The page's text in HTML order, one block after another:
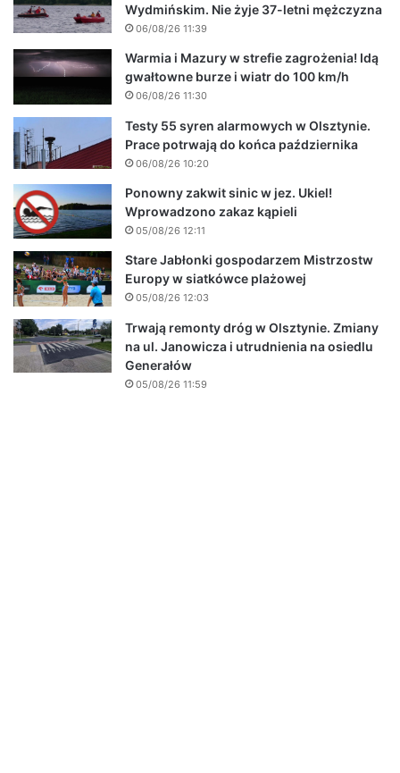
Wydmińskim. Nie żyje 37-letni mężczyzna
06/08/26 11:39
Warmia i Mazury w strefie zagrożenia! Idą
gwałtowne burze i wiatr do 100 km/h
06/08/26 11:30
Testy 55 syren alarmowych w Olsztynie.
Prace potrwają do końca października
06/08/26 10:20
Ponowny zakwit sinic w jez. Ukiel!
Wprowadzono zakaz kąpieli
05/08/26 12:11
Stare Jabłonki gospodarzem Mistrzostw
Europy w siatkówce plażowej
05/08/26 12:03
Trwają remonty dróg w Olsztynie. Zmiany
na ul. Janowicza i utrudnienia na osiedlu
Generałów
05/08/26 11:59